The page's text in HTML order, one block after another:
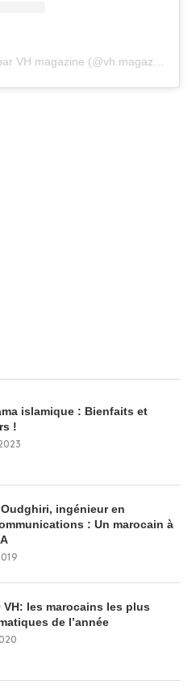
Une publication partagée par VH magazine (@vh.magazine)
islamique : Bienfaits et
!
Oudghiri, ingénieur en
: Un marocain à
VH: les marocains les plus
de l’année